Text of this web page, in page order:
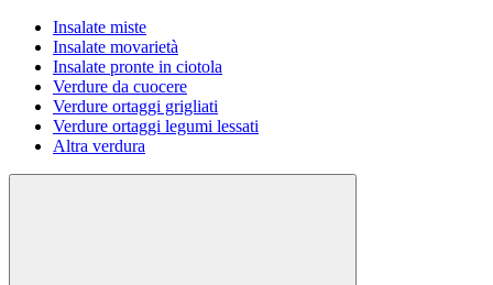
Insalate miste
Insalate movarietà
Insalate pronte in ciotola
Verdure da cuocere
Verdure ortaggi grigliati
Verdure ortaggi legumi lessati
Altra verdura